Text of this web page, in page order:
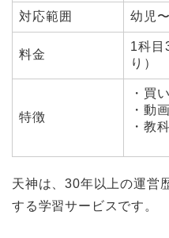
対応範囲 幼児
料金
1科目
り）
特徴
・買
・動
・
天神は、30年以上の運営
する学習サービスです。